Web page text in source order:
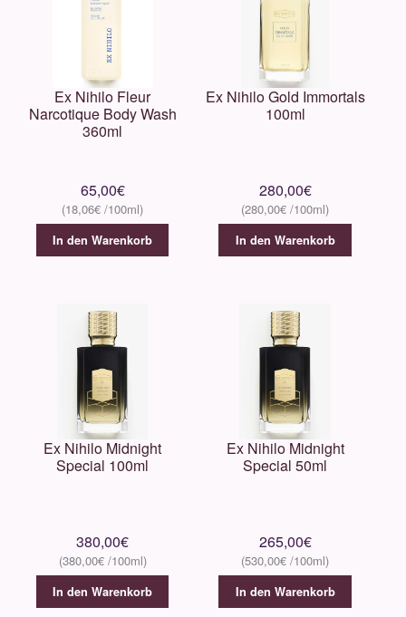
Ex Nihilo Fleur
Narcotique Body Wash
360ml
65,00€
18,06€
In den Warenkorb
Ex Nihilo Gold Immortals
100ml
280,00€
280,00€
In den Warenkorb
Ex Nihilo Midnight
Special 100ml
380,00€
380,00€
In den Warenkorb
Ex Nihilo Midnight
Special 50ml
265,00€
530,00€
In den Warenkorb